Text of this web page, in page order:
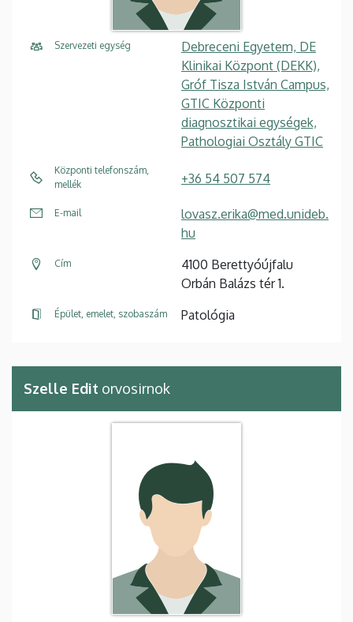
Szervezeti egység
Debreceni Egyetem, DE
Klinikai Központ (DEKK),
Gróf Tisza István Campus,
GTIC Központi
diagnosztikai egységek,
Pathologiai Osztály GTIC
Központi telefonszám,
mellék
+36 54 507 574
E-mail
lovasz.erika@med.unideb.
hu
Cím
4100 Berettyóújfalu
Orbán Balázs tér 1.
Épület, emelet, szobaszám Patológia
Szelle Edit orvosirnok